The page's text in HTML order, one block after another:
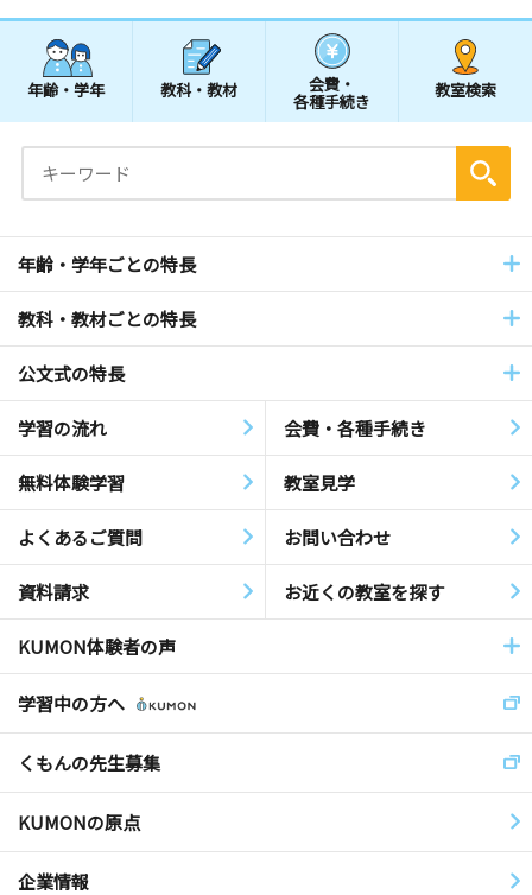
年齢・学年 教科・教材 会費・
各種手続き
教室検索
年齢・学年ごとの特長
教科・教材ごとの特長
公文式の特長
学習の流れ 会費・各種手続き
無料体験学習 教室見学
よくあるご質問 お問い合わせ
資料請求 お近くの教室を探す
KUMON体験者の声
学習中の方へ
くもんの先生募集
KUMONの原点
企業情報